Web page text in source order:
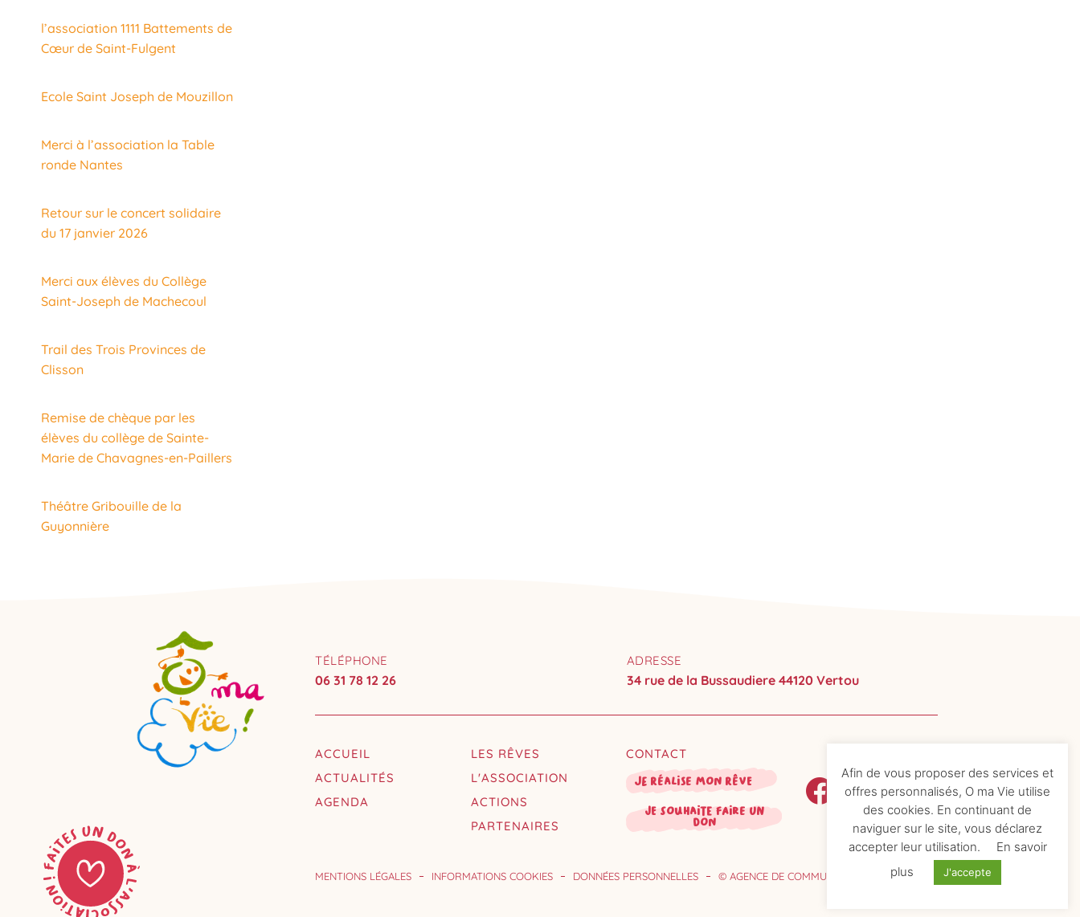
l’association 1111 Battements de
Cœur de Saint-Fulgent
Ecole Saint Joseph de Mouzillon
Merci à l’association la Table
ronde Nantes
Retour sur le concert solidaire
du 17 janvier 2026
Merci aux élèves du Collège
Saint-Joseph de Machecoul
Trail des Trois Provinces de
Clisson
Remise de chèque par les
élèves du collège de Sainte-
Marie de Chavagnes-en-Paillers
Théâtre Gribouille de la
Guyonnière
TÉLÉPHONE
06 31 78 12 26
ADRESSE
34 rue de la Bussaudiere 44120 Vertou
ACCUEIL
ACTUALITÉS
AGENDA
LES RÊVES
L'ASSOCIATION
ACTIONS
PARTENAIRES
CONTACT
Je réalise mon rêve
je souhaite faire un
don
MENTIONS LÉGALES INFORMATIONS COOKIES DONNÉES PERSONNELLES © AGENCE DE COMMUNICATION
Afin de vous proposer des services et
offres personnalisés, O ma Vie utilise
des cookies. En continuant de
naviguer sur le site, vous déclarez
accepter leur utilisation.
En savoir
plus
J'accepte